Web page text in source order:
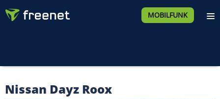
MOBILFUNK
Nissan Dayz Roox